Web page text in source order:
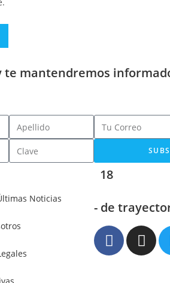
te mantendremos
Noticias
18
- de